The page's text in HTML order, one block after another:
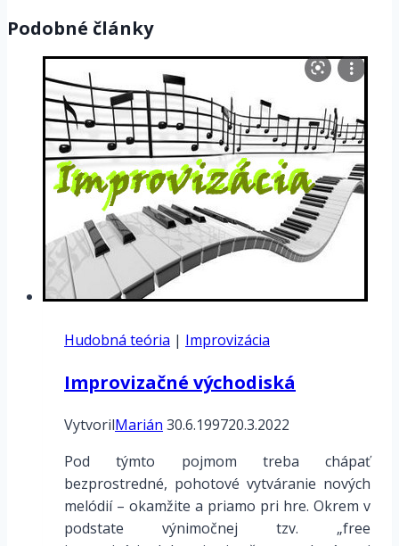
Podobné články
Hudobná teória | Improvizácia
Improvizačné východiská
VytvorilMarián 30.6.199720.3.2022
Pod týmto pojmom treba chápať
bezprostredné, pohotové vytváranie nových
melódií – okamžite a priamo pri hre. Okrem v
podstate výnimočnej tzv. „free